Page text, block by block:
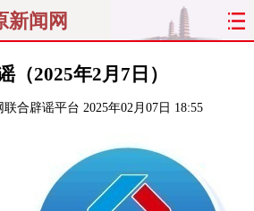
新闻网
太原
注 文明 出行
综合
政务 教育
（2025年2月7日）
联合辟谣平台 2025年02月07日 18:55